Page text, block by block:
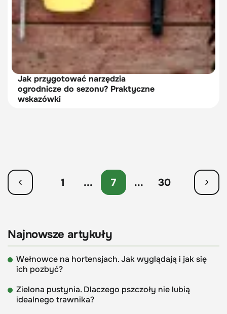
Jak przygotować narzędzia
ogrodnicze do sezonu? Praktyczne
wskazówki
1 ... 7 ... 30
Najnowsze artykuły
Wełnowce na hortensjach. Jak wyglądają i jak się
ich pozbyć?
Zielona pustynia. Dlaczego pszczoły nie lubią
idealnego trawnika?